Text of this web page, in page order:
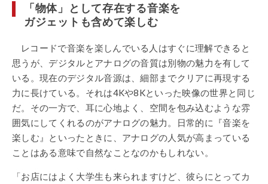
「物体」として存在する音楽を
ガジェットも含めて楽しむ
レコードで音楽を楽しんでいる人はすぐに理解できると
思うが、デジタルとアナログの音質は別物の魅力を有して
いる。現在のデジタル音源は、細部までクリアに再現する
力に長けている。それは4Kや8Kといった映像の世界と同じ
だ。その一方で、耳に心地よく、空間を包み込むような雰
囲気にしてくれるのがアナログの魅力。日常的に『音楽を
楽しむ』といったときに、アナログの人気が高まっている
ことはある意味で自然なことなのかもしれない。
「お店にはよく大学生も来られますけど、彼らにとってカ